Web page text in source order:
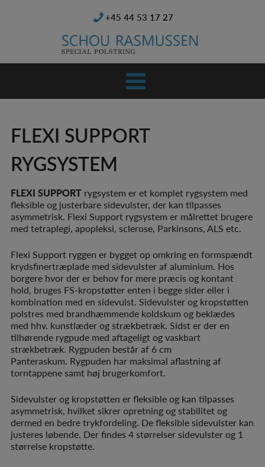
+45 44 53 17 27
FLEXI SUPPORT
RYGSYSTEM
FLEXI SUPPORTrygsystem er et komplet rygsystem med
fleksible og justerbare sidevulster, der kan tilpasses
asymmetrisk. Flexi Support rygsystem er målrettet brugere
med tetraplegi, apopleksi, sclerose, Parkinsons, ALS etc.
Flexi Support ryggen er bygget op omkring en formspændt
krydsfinertræplade med sidevulster af aluminium. Hos
borgere hvor der er behov for mere præcis og kontant
hold, bruges FS-kropstøtter enten i begge sider eller i
kombination med en sidevulst. Sidevulster og kropstøtten
polstres med brandhæmmende koldskum og beklædes
med hhv. kunstlæder og strækbetræk. Sidst er der en
tilhørende rygpude med aftageligt og vaskbart
strækbetræk. Rygpuden består af 6 cm
Panteraskum. Rygpuden har maksimal aflastning af
torntappene samt høj brugerkomfort.
Sidevulster og kropstøtten er fleksible og kan tilpasses
asymmetrisk, hvilket sikrer opretning og stabilitet og
dermed en bedre trykfordeling. De fleksible sidevulster kan
justeres løbende. Der findes 4 størrelser sidevulster og 1
størrelse kropstøtte.